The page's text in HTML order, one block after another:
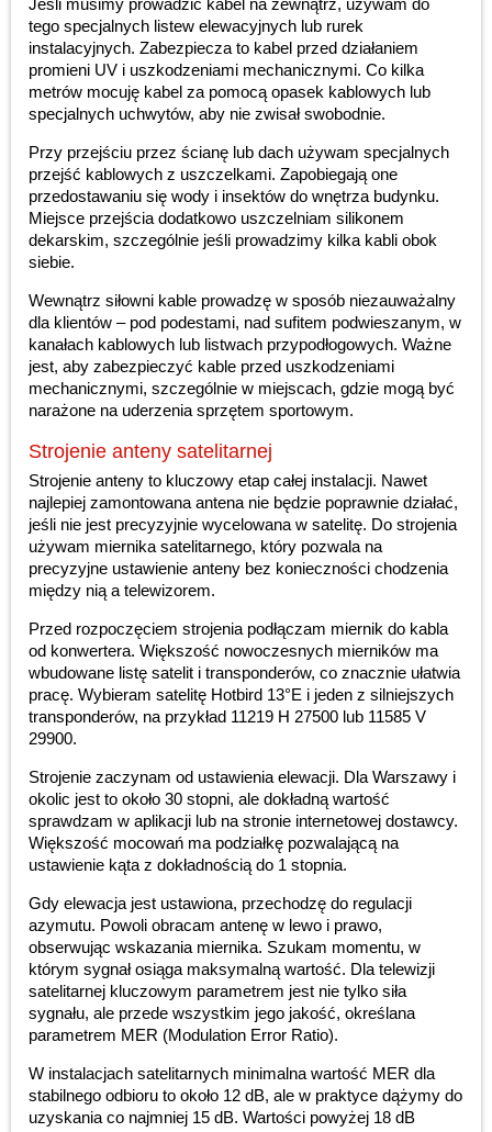
Jeśli musimy prowadzić kabel na zewnątrz, używam do
tego specjalnych listew elewacyjnych lub rurek
instalacyjnych. Zabezpiecza to kabel przed działaniem
promieni UV i uszkodzeniami mechanicznymi. Co kilka
metrów mocuję kabel za pomocą opasek kablowych lub
specjalnych uchwytów, aby nie zwisał swobodnie.
Przy przejściu przez ścianę lub dach używam specjalnych
przejść kablowych z uszczelkami. Zapobiegają one
przedostawaniu się wody i insektów do wnętrza budynku.
Miejsce przejścia dodatkowo uszczelniam silikonem
dekarskim, szczególnie jeśli prowadzimy kilka kabli obok
siebie.
Wewnątrz siłowni kable prowadzę w sposób niezauważalny
dla klientów – pod podestami, nad sufitem podwieszanym, w
kanałach kablowych lub listwach przypodłogowych. Ważne
jest, aby zabezpieczyć kable przed uszkodzeniami
mechanicznymi, szczególnie w miejscach, gdzie mogą być
narażone na uderzenia sprzętem sportowym.
Strojenie anteny satelitarnej
Strojenie anteny to kluczowy etap całej instalacji. Nawet
najlepiej zamontowana antena nie będzie poprawnie działać,
jeśli nie jest precyzyjnie wycelowana w satelitę. Do strojenia
używam miernika satelitarnego, który pozwala na
precyzyjne ustawienie anteny bez konieczności chodzenia
między nią a telewizorem.
Przed rozpoczęciem strojenia podłączam miernik do kabla
od konwertera. Większość nowoczesnych mierników ma
wbudowane listę satelit i transponderów, co znacznie ułatwia
pracę. Wybieram satelitę Hotbird 13°E i jeden z silniejszych
transponderów, na przykład 11219 H 27500 lub 11585 V
29900.
Strojenie zaczynam od ustawienia elewacji. Dla Warszawy i
okolic jest to około 30 stopni, ale dokładną wartość
sprawdzam w aplikacji lub na stronie internetowej dostawcy.
Większość mocowań ma podziałkę pozwalającą na
ustawienie kąta z dokładnością do 1 stopnia.
Gdy elewacja jest ustawiona, przechodzę do regulacji
azymutu. Powoli obracam antenę w lewo i prawo,
obserwując wskazania miernika. Szukam momentu, w
którym sygnał osiąga maksymalną wartość. Dla telewizji
satelitarnej kluczowym parametrem jest nie tylko siła
sygnału, ale przede wszystkim jego jakość, określana
parametrem MER (Modulation Error Ratio).
W instalacjach satelitarnych minimalna wartość MER dla
stabilnego odbioru to około 12 dB, ale w praktyce dążymy do
uzyskania co najmniej 15 dB. Wartości powyżej 18 dB